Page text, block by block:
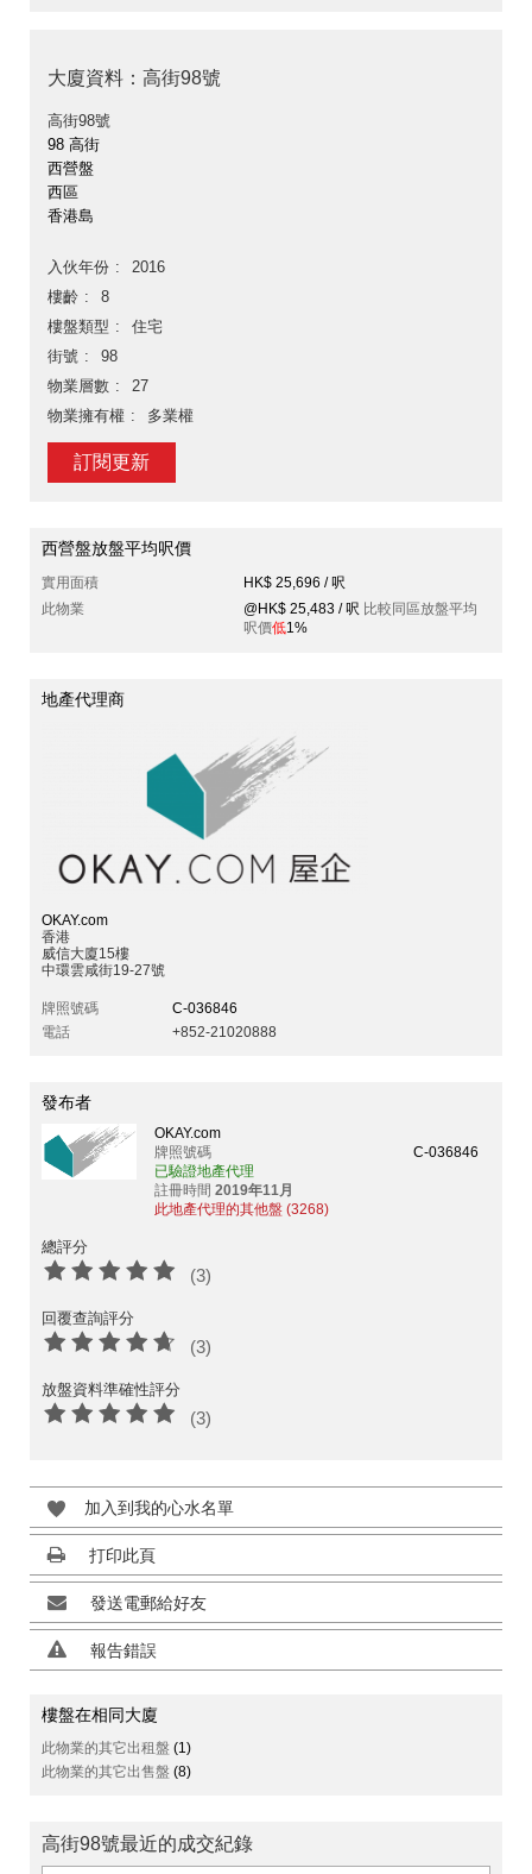
大廈資料：高街98號
高街98號
98 高街
西營盤
西區
香港島
入伙年份
2016
樓齡
8
樓盤類型
住宅
街號
98
物業層數
27
物業擁有權
多業權
訂閱更新
西營盤放盤平均呎價
實用面積
HK$ 25,696 / 呎
此物業
@HK$ 25,483 / 呎 比較同區放盤平均
呎價低1%
地產代理商
OKAY.com
香港
威信大廈15樓
中環雲咸街19-27號
牌照號碼
C-036846
電話
+852-21020888
發布者
OKAY.com
牌照號碼
C-036846
已驗證地產代理
註冊時間 2019年11月
此地產代理的其他盤 (3268)
總評分
(3)
回覆查詢評分
(3)
放盤資料準確性評分
(3)
加入到我的心水名單
打印此頁
發送電郵給好友
報告錯誤
樓盤在相同大廈
此物業的其它出租盤 (1)
此物業的其它出售盤 (8)
高街98號最近的成交紀錄